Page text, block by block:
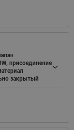
присоединение
закрытый